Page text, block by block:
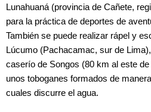
Lunahuaná (provincia de Cañete,
para la práctica de deportes de
También se puede realizar rápel y
Lúcumo (Pachacamac, sur de
caserío de Songos (80 km al este
unos toboganes formados de
cuales discurre el agua.